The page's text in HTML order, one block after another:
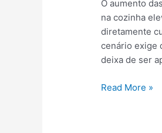
O aumento
na cozinha
diretamente
cenário exige
deixa de ser
Read More »